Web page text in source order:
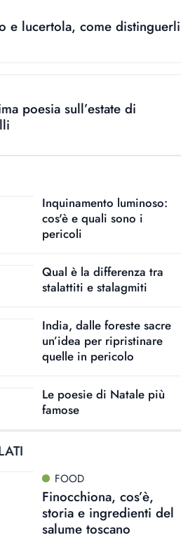
e lucertola, come distinguerli
poesia sull’estate di
Inquinamento luminoso:
cos'è e quali sono i
pericoli
Qual è la differenza tra
stalattiti e stalagmiti
India, dalle foreste sacre
un’idea per ripristinare
quelle in pericolo
Le poesie di Natale più
famose
FOOD
Finocchiona, cos’è,
storia e ingredienti del
salume toscano